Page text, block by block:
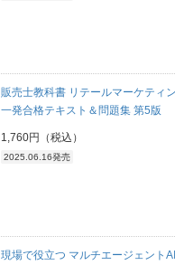
販売士教科書 リテールマーケティ
一発合格テキスト＆問題集 第5版
1,760円（税込）
2025.06.16発売
現場で役立つ マルチエージェント